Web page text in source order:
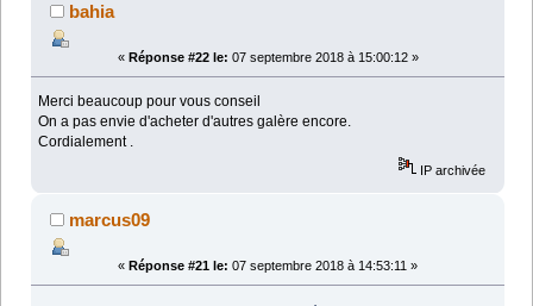
bahia
« Réponse #22 le: 07 septembre 2018 à 15:00:12 »
Merci beaucoup pour vous conseil
On a pas envie d'acheter d'autres galère encore.
Cordialement .
IP archivée
marcus09
« Réponse #21 le: 07 septembre 2018 à 14:53:11 »